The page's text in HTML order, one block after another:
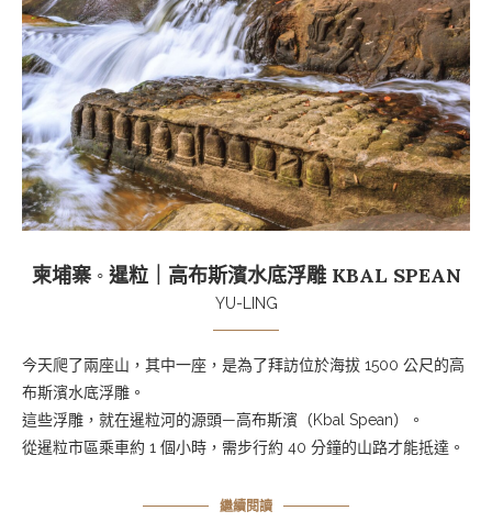
柬埔寨 ◦ 暹粒｜高布斯濱水底浮雕 KBAL SPEAN
YU-LING
今天爬了兩座山，其中一座，是為了拜訪位於海拔 1500 公尺的高
布斯濱水底浮雕。
這些浮雕，就在暹粒河的源頭—高布斯濱（Kbal Spean）。
從暹粒市區乘車約 1 個小時，需步行約 40 分鐘的山路才能抵達。
繼續閱讀